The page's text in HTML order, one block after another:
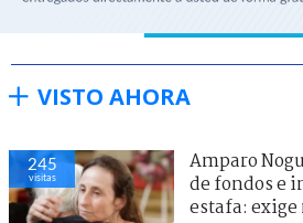
VISTO AHORA
245
visitas
Amparo
de fondos e
estafa: exige